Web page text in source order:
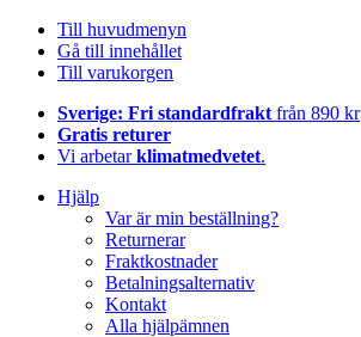
Till huvudmenyn
Gå till innehållet
Till varukorgen
Sverige: Fri standardfrakt från 890 kr
Gratis returer
Vi arbetarklimatmedvetet.
Hjälp
Var är min beställning?
Returnerar
Fraktkostnader
Betalningsalternativ
Kontakt
Alla hjälpämnen